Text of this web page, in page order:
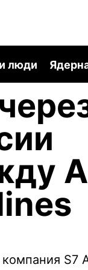
люди
S7